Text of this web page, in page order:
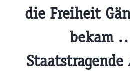
die Freiheit
bekam